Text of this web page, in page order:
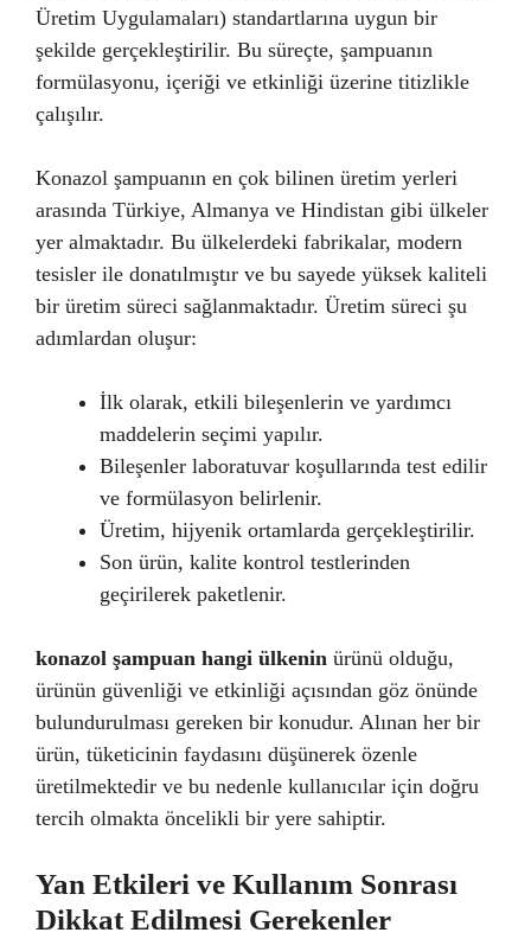
Üretim Uygulamaları) standartlarına uygun bir
şekilde gerçekleştirilir. Bu süreçte, şampuanın
formülasyonu, içeriği ve etkinliği üzerine titizlikle
çalışılır.
Konazol şampuanın en çok bilinen üretim yerleri
arasında Türkiye, Almanya ve Hindistan gibi ülkeler
yer almaktadır. Bu ülkelerdeki fabrikalar, modern
tesisler ile donatılmıştır ve bu sayede yüksek kaliteli
bir üretim süreci sağlanmaktadır. Üretim süreci şu
adımlardan oluşur:
İlk olarak, etkili bileşenlerin ve yardımcı
maddelerin seçimi yapılır.
Bileşenler laboratuvar koşullarında test edilir
ve formülasyon belirlenir.
Üretim, hijyenik ortamlarda gerçekleştirilir.
Son ürün, kalite kontrol testlerinden
geçirilerek paketlenir.
konazol şampuan hangi ülkenin ürünü olduğu,
ürünün güvenliği ve etkinliği açısından göz önünde
bulundurulması gereken bir konudur. Alınan her bir
ürün, tüketicinin faydasını düşünerek özenle
üretilmektedir ve bu nedenle kullanıcılar için doğru
tercih olmakta öncelikli bir yere sahiptir.
Yan Etkileri ve Kullanım Sonrası
Dikkat Edilmesi Gerekenler